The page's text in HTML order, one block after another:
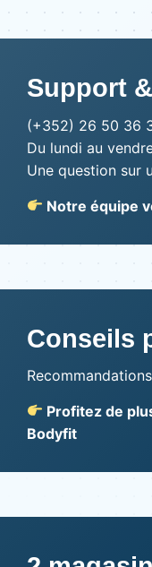
Support
(+352) 26 50 36
Du lundi au
Une question sur
Notre équipe
Conseils
Profitez de
Bodyfit